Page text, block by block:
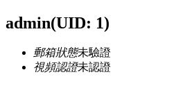
admin(UID: 1)
郵箱狀態未驗證
視頻認證未認證